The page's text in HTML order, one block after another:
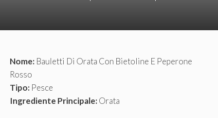
Nome: Bauletti Di Orata Con Bietoline E Peperone
Rosso
Tipo: Pesce
Ingrediente Principale:Orata